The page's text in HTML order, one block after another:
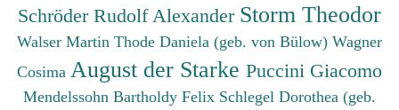
Schröder Rudolf Alexander Storm Theodor
Walser Martin Thode Daniela (geb. von Bülow) Wagner
Cosima August der Starke Puccini Giacomo
Mendelssohn Bartholdy Felix Schlegel Dorothea (geb.